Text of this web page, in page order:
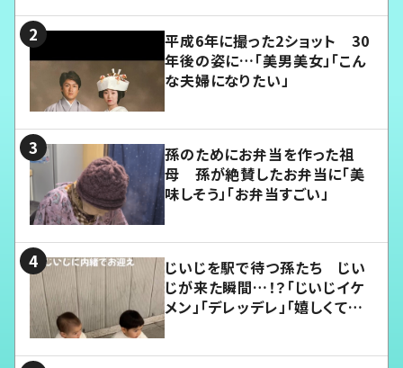
平成6年に撮った2ショット 30
年後の姿に…「美男美女」「こん
な夫婦になりたい」
孫のためにお弁当を作った祖
母 孫が絶賛したお弁当に「美
味しそう」「お弁当すごい」
じいじを駅で待つ孫たち じい
じが来た瞬間…！？「じいじイケ
メン」「デレッデレ」「嬉しくて可